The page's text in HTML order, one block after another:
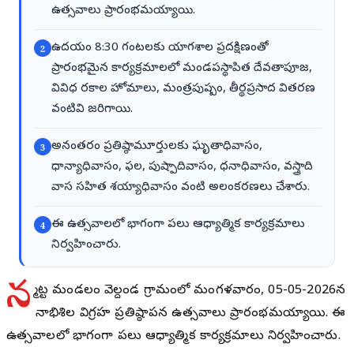
ఉత్సవాలు ప్రారంభమయ్యాయి.
2 ఉదయం 8:30 గంటలకు యాగశాల ప్రదక్షిణంతో
ప్రారంభమైన కార్యక్రమాలలో మండపస్థాపిత దేవతాపూజ,
వివిధ రకాల హోమాలు, మంత్రపుష్పం, తీర్థప్రసాద వితరణ
వంటివి జరిగాయి.
3 అనంతరం ప్రతిష్ఠామూర్తులకు ఘృతాధివాసం,
ధాన్యాధివాసం, ఫల, పుష్పాదివాసం, ధనాధివాసం, వస్త్రాది
వాస సహిత శయ్యాధివాసం వంటి అలంకరణలు చేశారు.
4 ఈ ఉత్సవాలలో భాగంగా పలు ఆధ్యాత్మిక కార్యక్రమాలు
నిర్వహించారు.
న ర్మెట్ట మండలం వెల్దండ గ్రామంలో మంగళవారం, 05-05-2026న
నాభిశిల విగ్రహ ప్రతిష్ఠాపన ఉత్సవాలు ప్రారంభమయ్యాయి. ఈ
ఉత్సవాలలో భాగంగా పలు ఆధ్యాత్మిక కార్యక్రమాలు నిర్వహించారు.